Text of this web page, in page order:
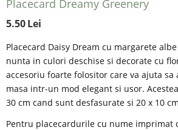
Placecard Dreamy Greenery
5.50Lei
Placecard Daisy Dream cu margarete
nunta in culori deschise si decorate cu
accesoriu foarte folositor care va ajuta sa
masa intr-un mod elegant si usor.
30 cm cand sunt desfasurate si 20 x 10
Pentru placecardurile cu nume imprimat